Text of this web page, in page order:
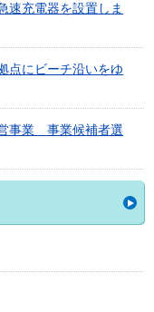
速充電器を設置しま
点にビーチ沿いをゆ
事業 事業候補者選